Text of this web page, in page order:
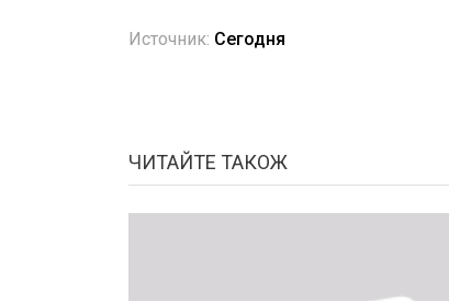
Источник: Сегодня
ЧИТАЙТЕ ТАКОЖ